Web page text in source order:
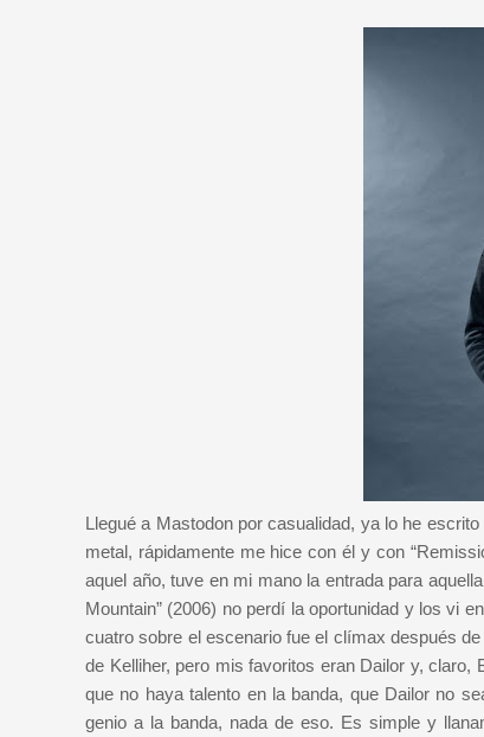
Llegué a Mastodon por casualidad, ya lo he
metal, rápidamente me hice con él y con
aquel año, tuve en mi mano la entrada para
Mountain” (2006) no perdí la oportunidad y los vi
cuatro sobre el escenario fue el clímax después
de Kelliher, pero mis favoritos eran Dailor y,
que no haya talento en la banda, que Dailor no
genio a la banda, nada de eso. Es simple y